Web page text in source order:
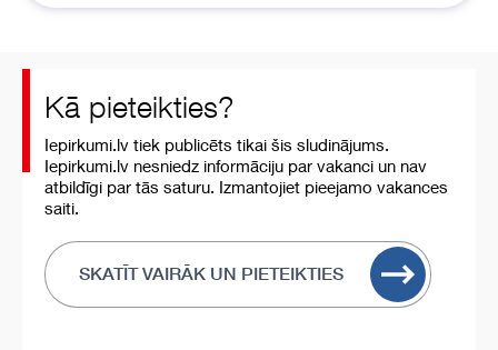
Kā pieteikties?
Iepirkumi.lv tiek publicēts tikai šis sludinājums.
Iepirkumi.lv nesniedz informāciju par vakanci un nav
atbildīgi par tās saturu. Izmantojiet pieejamo vakances
saiti.
SKATĪT VAIRĀK UN PIETEIKTIES